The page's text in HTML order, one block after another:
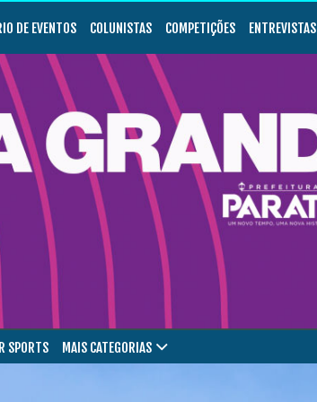
DE EVENTOS COLUNISTAS COMPETIÇÕES ENTREVISTAS
SPORTS MAIS CATEGORIAS